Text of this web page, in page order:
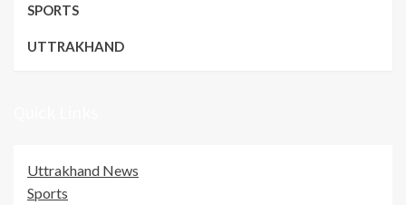
SPORTS
UTTRAKHAND
Uttrakhand News
Sports